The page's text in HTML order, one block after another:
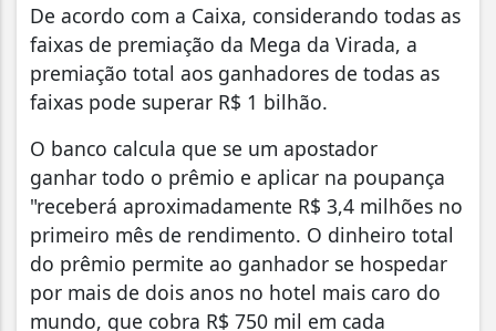
De acordo com a Caixa, considerando todas as
faixas de premiação da Mega da Virada, a
premiação total aos ganhadores de todas as
faixas pode superar R$ 1 bilhão.
O banco calcula que se um apostador
ganhar todo o prêmio e aplicar na poupança
"receberá aproximadamente R$ 3,4 milhões no
primeiro mês de rendimento. O dinheiro total
do prêmio permite ao ganhador se hospedar
por mais de dois anos no hotel mais caro do
mundo, que cobra R$ 750 mil em cada